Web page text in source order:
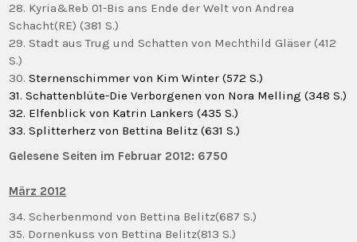
28. Kyria&Reb 01-Bis ans Ende der Welt von Andrea
Schacht(RE) (381 S.)
29. Stadt aus Trug und Schatten von Mechthild Gläser (412
S.)
30. Sternenschimmer von Kim Winter (572 S.)
31. Schattenblüte-Die Verborgenen von Nora Melling (348 S.)
32. Elfenblick von Katrin Lankers (435 S.)
33. Splitterherz von Bettina Belitz (631 S.)
Gelesene Seiten im Februar 2012: 6750
März 2012
34. Scherbenmond von Bettina Belitz(687 S.)
35. Dornenkuss von Bettina Belitz(813 S.)